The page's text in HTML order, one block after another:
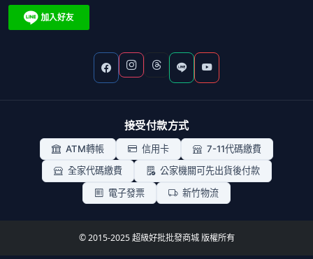
接受付款方式
ATM轉帳 信用卡
7-11代碼繳費
全家代碼繳費
公家機關可先出貨後付款
電子發票
新竹物流
© 2015-2025 超級好批批發商城 版權所有